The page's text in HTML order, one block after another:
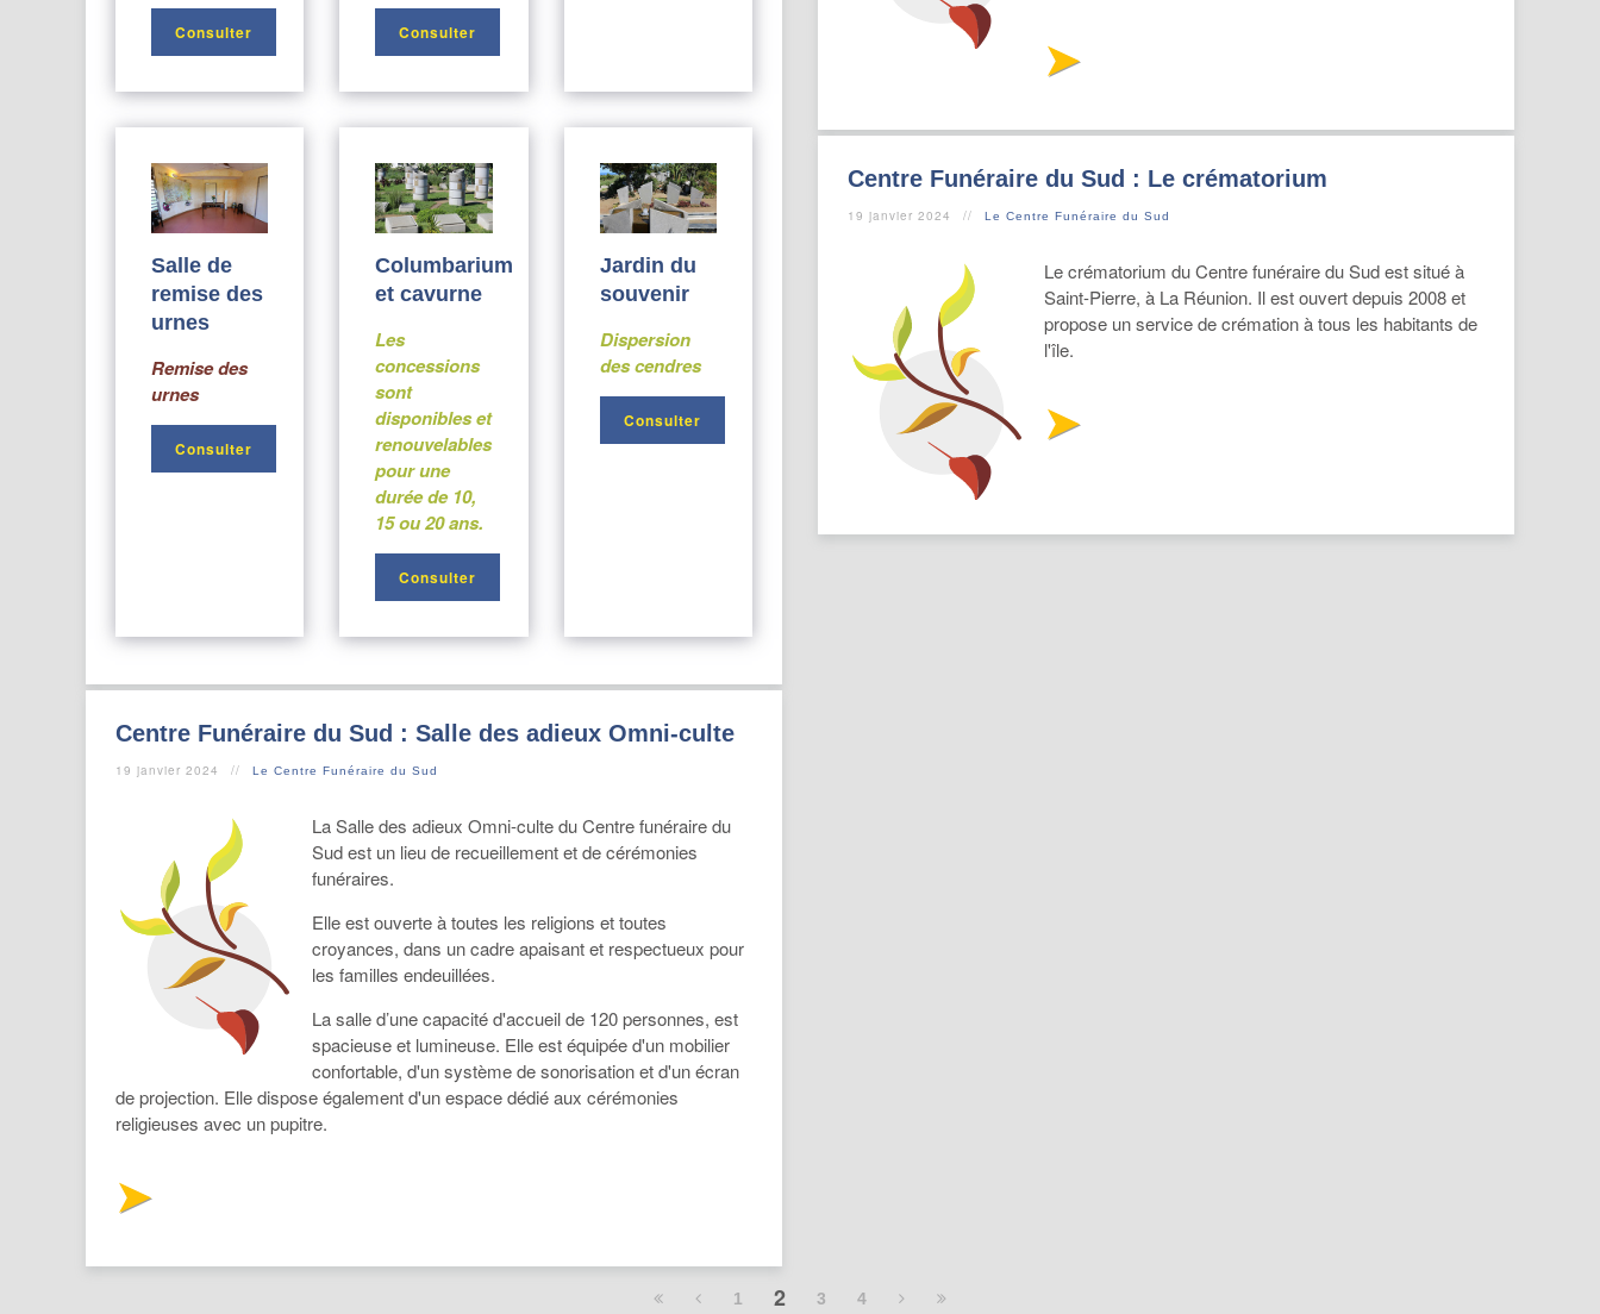
Consulter Consulter
Salle de
remise des
urnes
Remise des
urnes
Consulter
Columbarium
et cavurne
Les
concessions
sont
disponibles et
renouvelables
pour une
durée de 10,
15 ou 20 ans.
Consulter
Jardin du
souvenir
Dispersion
des cendres
Consulter
Centre Funéraire du Sud : Salle des adieux Omni-culte
19 janvier 2024 Le Centre Funéraire du Sud
La Salle des adieux Omni-culte du Centre funéraire du
Sud est un lieu de recueillement et de cérémonies
funéraires.
Elle est ouverte à toutes les religions et toutes
croyances, dans un cadre apaisant et respectueux pour
les familles endeuillées.
La salle d’une capacité d'accueil de 120 personnes, est
spacieuse et lumineuse. Elle est équipée d'un mobilier
confortable, d'un système de sonorisation et d'un écran
de projection. Elle dispose également d'un espace dédié aux cérémonies
religieuses avec un pupitre.
Centre Funéraire du Sud : Le crématorium
19 janvier 2024 Le Centre Funéraire du Sud
Le crématorium du Centre funéraire du Sud est situé à
Saint-Pierre, à La Réunion. Il est ouvert depuis 2008 et
propose un service de crémation à tous les habitants de
l'île.
1 2 3 4